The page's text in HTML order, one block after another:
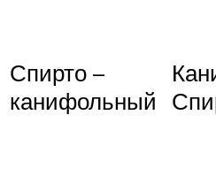
Спирто –
канифольный